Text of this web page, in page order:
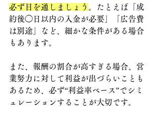
必ず目を通しましょう 。たとえば「成
約後◯日以内の入金が必要」「広告費
は別途」など、細かな条件がある場合
もあります。
また、報酬の割合が高すぎる場合、営
業努力に対して利益が出づらいことも
あるため、必ず“利益率ベース”でシミ
ュレーションすることが大切です。